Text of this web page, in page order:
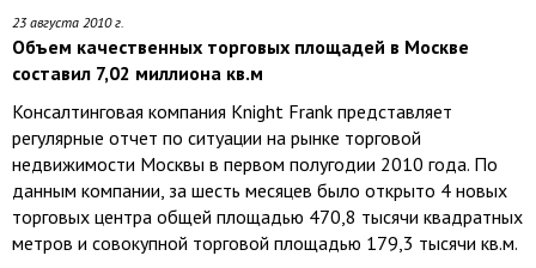
23 августа 2010 г.
Объем качественных торговых площадей в Москве
составил 7,02 миллиона кв.м
Консалтинговая компания Knight Frank представляет
регулярные отчет по ситуации на рынке торговой
недвижимости Москвы в первом полугодии 2010 года. По
данным компании, за шесть месяцев было открыто 4 новых
торговых центра общей площадью 470,8 тысячи квадратных
метров и совокупной торговой площадью 179,3 тысячи кв.м.